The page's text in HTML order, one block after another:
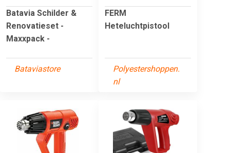
Batavia Schilder &
Renovatieset -
Maxxpack -
Bataviastore
FERM
Heteluchtpistool
Polyestershoppen.
nl